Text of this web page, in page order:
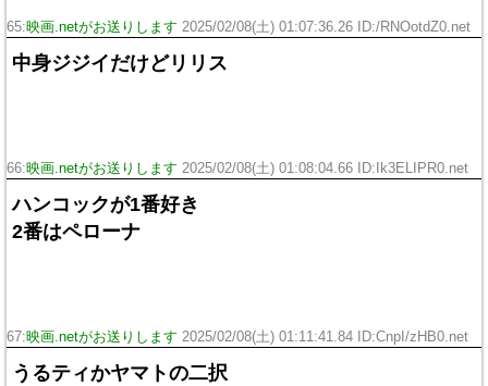
65:映画.netがお送りします 2025/02/08(土) 01:07:36.26 ID:/RNOotdZ0.net
中身ジジイだけどリリス
66:映画.netがお送りします 2025/02/08(土) 01:08:04.66 ID:Ik3ELIPR0.net
ハンコックが1番好き
2番はペローナ
67:映画.netがお送りします 2025/02/08(土) 01:11:41.84 ID:CnpI/zHB0.net
うるティかヤマトの二択